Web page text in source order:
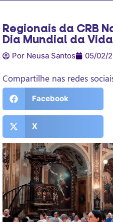
Regionais da CRB
Dia Mundial da
Por Neusa Santos 05/02/
Compartilhe nas redes
Facebook
X